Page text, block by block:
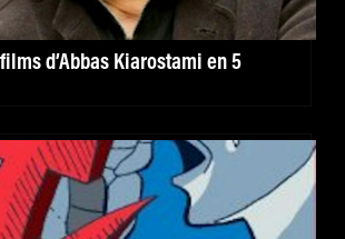
d’Abbas Kiarostami en 5